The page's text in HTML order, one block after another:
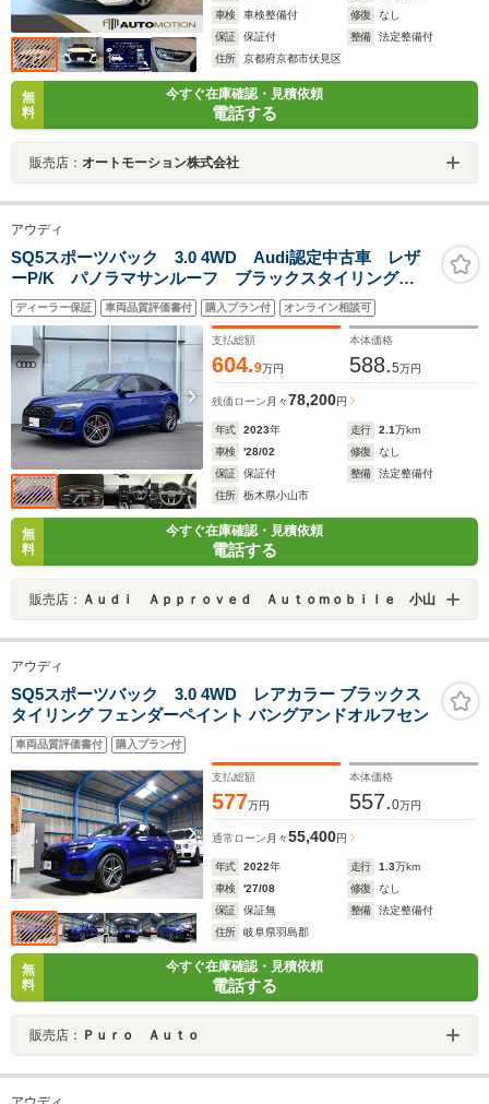
車検
車検整備付 修復
なし
保証
保証付 整備
法定整備付
住所
京都府京都市伏見区
無
料
今すぐ在庫確認・見積依頼
電話する
販売店： オートモーション株式会社
アウディ
SQ5スポーツバック 3.0 4WD Audi認定中古車 レザ
ーP/K パノラマサンルーフ ブラックスタイリング
P/K プライバシーガラス ブレーキキャリパーレッド
コンフォートP/K ステアリングヒーター
ディーラー保証 車両品質評価書付 購入プラン付 オンライン相談可
支払総額
604.9万円
本体価格
588.5万円
残価ローン 月々78,200円
年式 2023年 走行 2.1万km
車検
'28/02 修復
なし
保証
保証付 整備
法定整備付
住所
栃木県小山市
無
料
今すぐ在庫確認・見積依頼
電話する
販売店： Ａｕｄｉ Ａｐｐｒｏｖｅｄ Ａｕｔｏｍｏｂｉｌｅ 小山
アウディ
SQ5スポーツバック 3.0 4WD レアカラー ブラックス
タイリング フェンダーペイント バングアンドオルフセン
車両品質評価書付 購入プラン付
支払総額
577万円
本体価格
557.0万円
通常ローン 月々55,400円
年式 2022年 走行 1.3万km
車検
'27/08 修復
なし
保証
保証無 整備
法定整備付
住所
岐阜県羽島郡
無
料
今すぐ在庫確認・見積依頼
電話する
販売店： Ｐｕｒｏ Ａｕｔｏ